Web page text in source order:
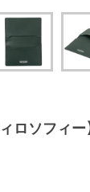
ロソフィ